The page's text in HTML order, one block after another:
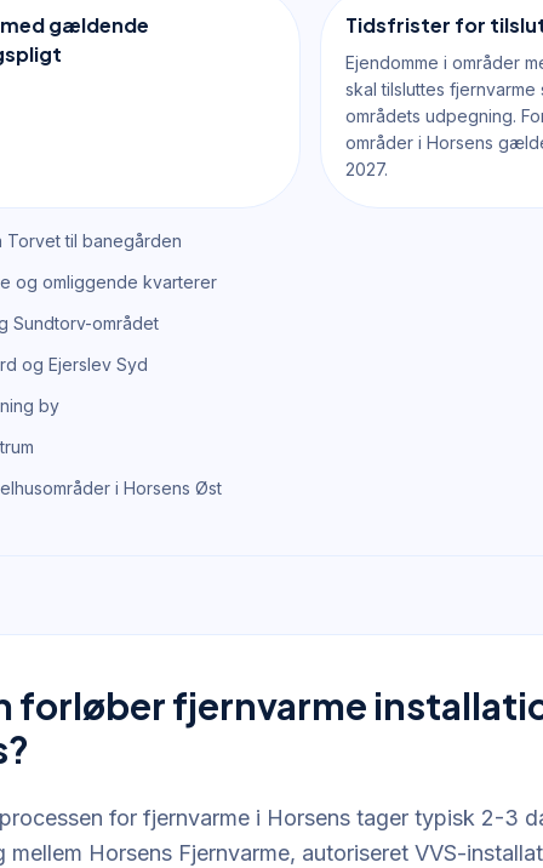
gældende
Tidsfrister for
Ejendomme i områder
skal tilsluttes
områdets udpegning.
områder i Horsens
2027.
Torvet til banegården
og omliggende kvarterer
Sundtorv-området
og Ejerslev Syd
by
i Horsens Øst
forløber fjernvarme
for fjernvarme i Horsens tager typisk 2-3
mellem Horsens Fjernvarme, autoriseret VVS-